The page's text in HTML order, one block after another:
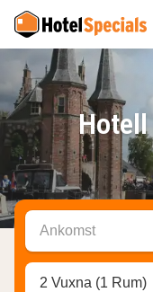
Ankomst
2 Vuxna (1 Rum)